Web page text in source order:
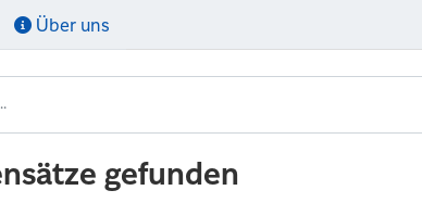
Über uns
gefunden